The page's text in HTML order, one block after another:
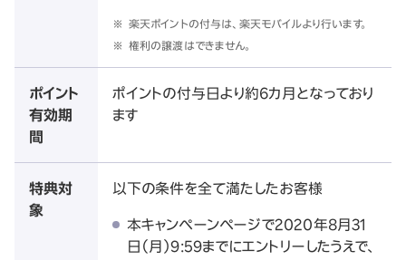
※
楽天ポイントの付与は、楽天モバイルより行います。
※
権利の譲渡はできません。
ポイント
有効期
間
ポイントの付与日より約6カ月となっており
ます
特典対
象
以下の条件を全て満たしたお客様
本キャンペーンページで2020年8月31
日（月）9:59までにエントリーしたうえで、